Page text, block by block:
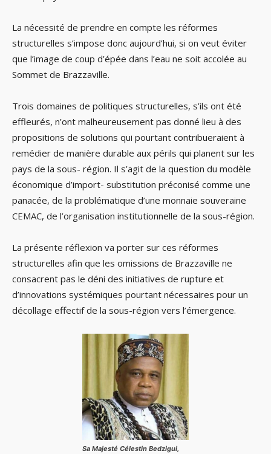
La nécessité de prendre en compte les réformes
structurelles s’impose donc aujourd’hui, si on veut éviter
que l’image de coup d’épée dans l’eau ne soit accolée au
Sommet de Brazzaville.
Trois domaines de politiques structurelles, s’ils ont été
effleurés, n’ont malheureusement pas donné lieu à des
propositions de solutions qui pourtant contribueraient à
remédier de manière durable aux périls qui planent sur les
pays de la sous- région. Il s’agit de la question du modèle
économique d’import- substitution préconisé comme une
panacée, de la problématique d’une monnaie souveraine
CEMAC, de l’organisation institutionnelle de la sous-région.
La présente réflexion va porter sur ces réformes
structurelles afin que les omissions de Brazzaville ne
consacrent pas le déni des initiatives de rupture et
d’innovations systémiques pourtant nécessaires pour un
décollage effectif de la sous-région vers l’émergence.
Sa Majesté Célestin Bedzigui,